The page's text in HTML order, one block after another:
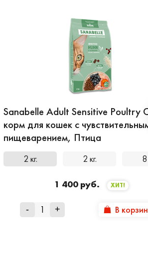
Sanabelle Adult Sensitive Poultry
корм для кошек с
пищеварением, Птица
2 кг. 2 кг. 8
1 400 руб. ХИТ!
- + В